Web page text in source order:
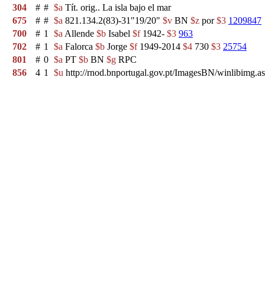
304
# # $a Tít. orig.. La isla bajo el mar
675
# # $a 821.134.2(83)-31"19/20" $v BN $z por$3 1209847
700
# 1 $a Allende $b Isabel $f1942- $3 963
702
# 1 $a Falorca $b Jorge $f1949-2014 $4 730 $3 25754
801
# 0 $a PT $b BN $g RPC
856
4 1 $u http://rnod.bnportugal.gov.pt/ImagesBN/